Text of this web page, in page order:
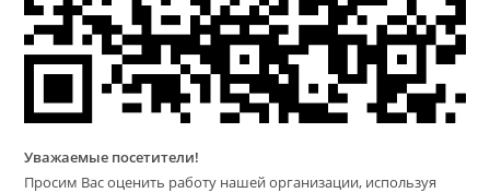
Уважаемые посетители!
Просим Вас оценить работу нашей организации, используя